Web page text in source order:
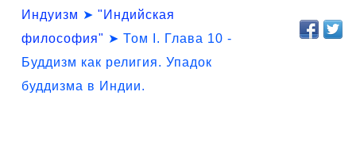
Индуизм ➤ "Индийская
философия" ➤ Том I. Глава 10 -
Буддизм как религия. Упадок
буддизма в Индии.